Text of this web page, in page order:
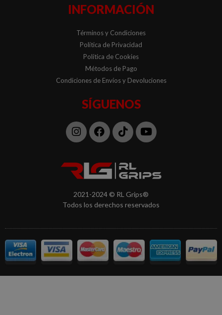
2021-2024 © RL Grips®
Todos los derechos reservados
SÍGUENOS
Instagram
Facebook
TiktokYoutube
INFORMACIÓN
Términos y Condiciones
Política de Privacidad
Política de Cookies
Métodos de Pago
Condiciones de Envíos y Devoluciones